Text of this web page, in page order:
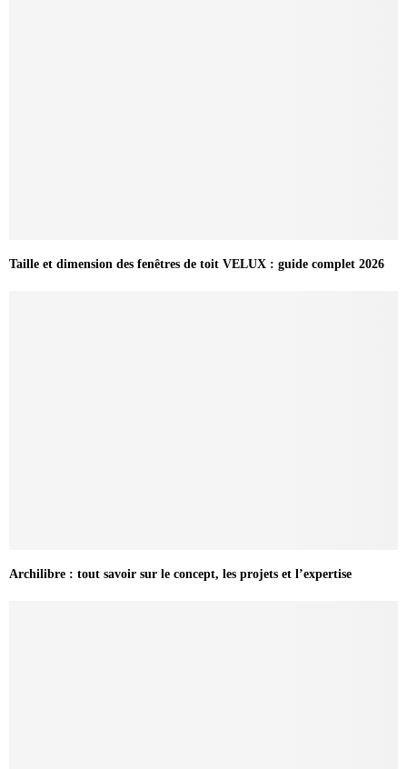
Taille et dimension des fenêtres de toit VELUX : guide complet 2026
Archilibre : tout savoir sur le concept, les projets et l’expertise